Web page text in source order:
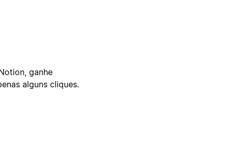
ganhe
alguns cliques.